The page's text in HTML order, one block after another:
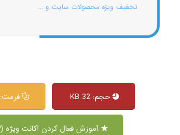
تخفیف ویژه محصولات سایت و ...
حجم: 32 KB فرمت: WORD
آموزش فعال کردن اکانت ویژه (VIP)